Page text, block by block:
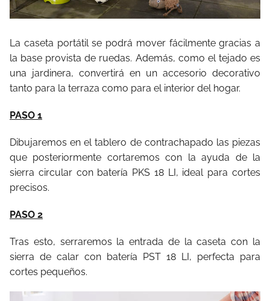
La caseta portátil se podrá mover fácilmente gracias a
la base provista de ruedas. Además, como el tejado es
una jardinera, convertirá en un accesorio decorativo
tanto para la terraza como para el interior del hogar.
PASO 1
Dibujaremos en el tablero de contrachapado las piezas
que posteriormente cortaremos con la ayuda de la
sierra circular con batería PKS 18 LI, ideal para cortes
precisos.
PASO 2
Tras esto, serraremos la entrada de la caseta con la
sierra de calar con batería PST 18 LI, perfecta para
cortes pequeños.